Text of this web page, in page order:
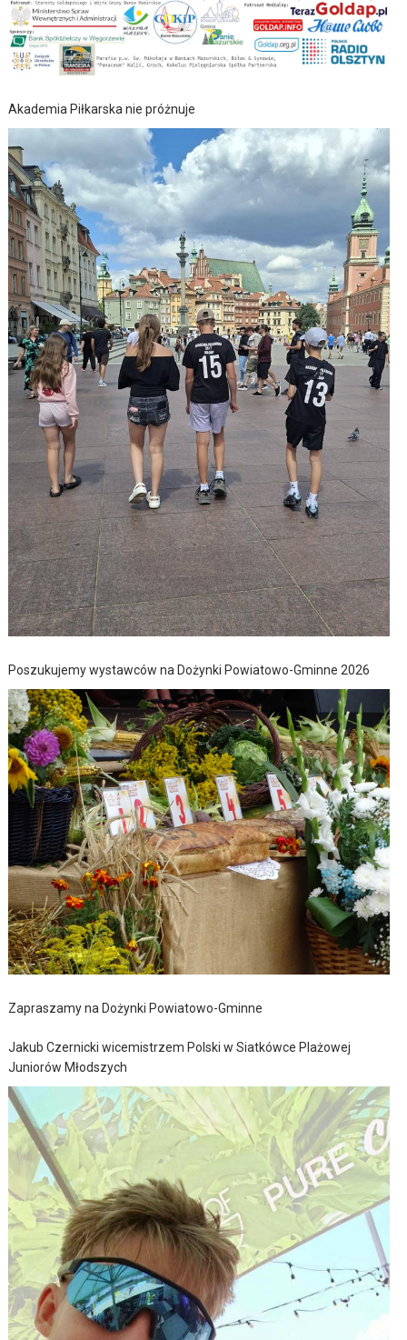
Akademia Piłkarska nie próżnuje
Poszukujemy wystawców na Dożynki Powiatowo-Gminne 2026
Zapraszamy na Dożynki Powiatowo-Gminne
Jakub Czernicki wicemistrzem Polski w Siatkówce Plażowej
Juniorów Młodszych